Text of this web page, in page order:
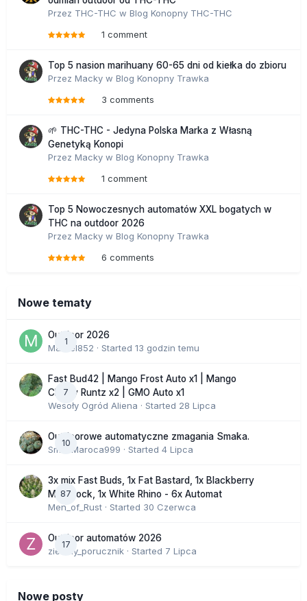
Przez THC-THC w Blog Konopny THC-THC
1 comment
Top 5 nasion marihuany 60-65 dni od kiełka do zbioru
Przez Macky w Blog Konopny Trawka
3 comments
🌱 THC-THC - Jedyna Polska Marka z Własną
Genetyką Konopi
Przez Macky w Blog Konopny Trawka
1 comment
Top 5 Nowoczesnych automatów XXL bogatych w
THC na outdoor 2026
Przez Macky w Blog Konopny Trawka
6 comments
Nowe tematy
1
Outdoor 2026
Marcel852 · Started 13 godzin temu
7
Fast Bud42 | Mango Frost Auto x1 | Mango
Cherry Runtz x2 | GMO Auto x1
Wesoły Ogród Aliena · Started 28 Lipca
10
Outdoorowe automatyczne zmagania Smaka.
SmakMaroca999 · Started 4 Lipca
87
3x mix Fast Buds, 1x Fat Bastard, 1x Blackberry
Moonrock, 1x White Rhino - 6x Automat
Men_of_Rust · Started 30 Czerwca
17
Outdoor automatów 2026
zielony_porucznik · Started 7 Lipca
Nowe posty